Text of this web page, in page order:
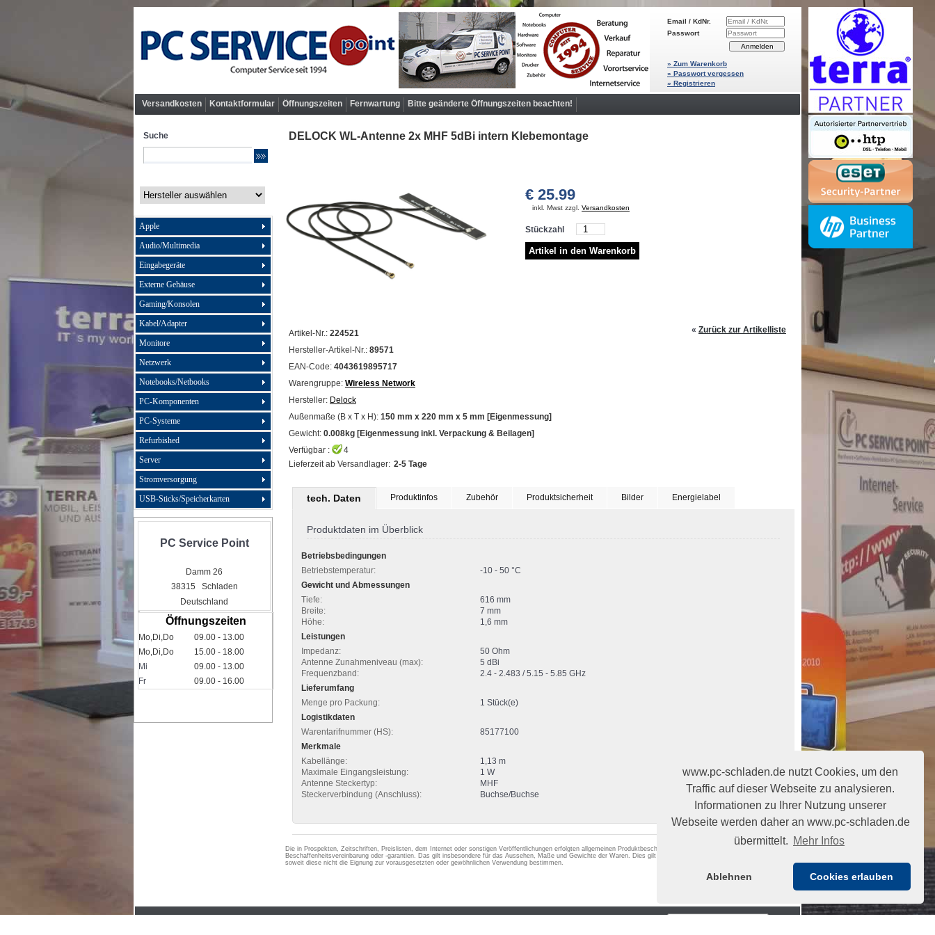
www.pc-schladen.de nutzt Cookies, um den
Traffic auf dieser Webseite zu analysieren.
Informationen zu Ihrer Nutzung unserer
Webseite werden daher an www.pc-schladen.de
übermittelt. Mehr Infos
Ablehnen Cookies erlauben
Email / KdNr.
Passwort
» Zum Warenkorb
» Passwort vergessen
» Registrieren
Versandkosten Kontaktformular Öffnungszeiten Fernwartung Bitte geänderte Öffnungszeiten beachten!
Suche
Apple
Audio/Multimedia
Eingabegeräte
Externe Gehäuse
Gaming/Konsolen
Kabel/Adapter
Monitore
Netzwerk
Notebooks/Netbooks
PC-Komponenten
PC-Systeme
Refurbished
Server
Stromversorgung
USB-Sticks/Speicherkarten
PC Service Point
Damm 26
38315 Schladen
Deutschland
Öffnungszeiten
Mo,Di,Do
09.00 - 13.00
Mo,Di,Do
15.00 - 18.00
Mi
09.00 - 13.00
Fr
09.00 - 16.00
DELOCK WL-Antenne 2x MHF 5dBi intern Klebemontage
Artikel-Nr.: 224521
Hersteller-Artikel-Nr.: 89571
EAN-Code: 4043619895717
Warengruppe: Wireless Network
Hersteller: Delock
Außenmaße (B x T x H): 150 mm x 220 mm x 5 mm [Eigenmessung]
Gewicht: 0.008kg [Eigenmessung inkl. Verpackung & Beilagen]
Verfügbar :
4
Lieferzeit ab Versandlager: 2-5 Tage
€ 25.99
inkl. Mwst zzgl. Versandkosten
Stückzahl
« Zurück zur Artikelliste
tech. Daten Produktinfos Zubehör Produktsicherheit Bilder Energielabel
Produktdaten im Überblick
Betriebsbedingungen
Betriebstemperatur:
-10 - 50 °C
Gewicht und Abmessungen
Tiefe:
616 mm
Breite:
7 mm
Höhe:
1,6 mm
Leistungen
Impedanz:
50 Ohm
Antenne Zunahmeniveau (max):
5 dBi
Frequenzband:
2.4 - 2.483 / 5.15 - 5.85 GHz
Lieferumfang
Menge pro Packung:
1 Stück(e)
Logistikdaten
Warentarifnummer (HS):
85177100
Merkmale
Kabellänge:
1,13 m
Maximale Eingangsleistung:
1 W
Antenne Steckertyp:
MHF
Steckerverbindung (Anschluss):
Buchse/Buchse
Die in Prospekten, Zeitschriften, Preislisten, dem Internet oder sonstigen Veröffentlichungen erfolgten allgemeinen Produktbeschreibungen begründen keine
Beschaffenheitsvereinbarung oder -garantien. Das gilt insbesondere für das Aussehen, Maße und Gewichte der Waren. Dies gilt auch für angegebene Leistungsdaten,
soweit diese nicht die Eignung zur vorausgesetzten oder gewöhnlichen Verwendung bestimmen.